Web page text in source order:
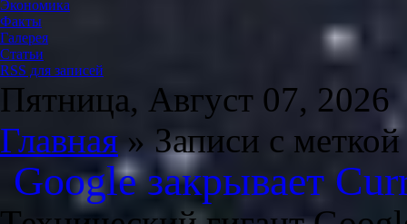
Экономика
Факты
Галерея
Статьи
RSS для записей
Пятница, Август 07, 2026
Главная» Записи с
Google закрывает